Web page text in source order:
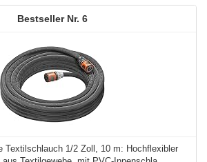
6
Textilschlauch 1/2 Zoll, 10 m: Hochflexibler